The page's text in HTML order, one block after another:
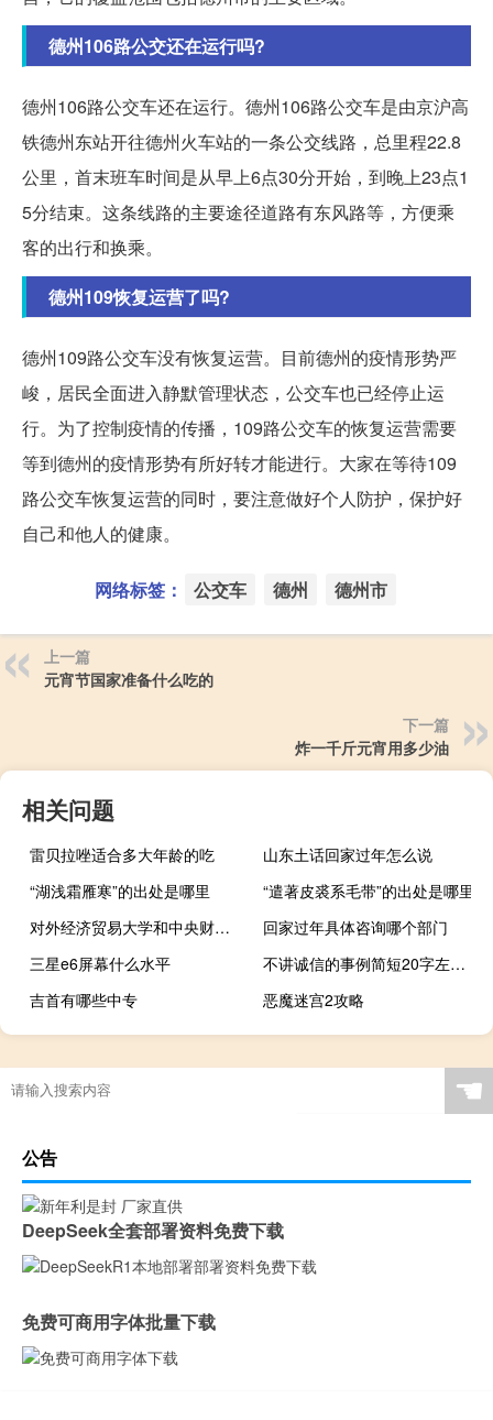
德州106路公交还在运行吗?
德州106路公交车还在运行。德州106路公交车是由京沪高
铁德州东站开往德州火车站的一条公交线路，总里程22.8
公里，首末班车时间是从早上6点30分开始，到晚上23点1
5分结束。这条线路的主要途径道路有东风路等，方便乘
客的出行和换乘。
德州109恢复运营了吗?
德州109路公交车没有恢复运营。目前德州的疫情形势严
峻，居民全面进入静默管理状态，公交车也已经停止运
行。为了控制疫情的传播，109路公交车的恢复运营需要
等到德州的疫情形势有所好转才能进行。大家在等待109
路公交车恢复运营的同时，要注意做好个人防护，保护好
自己和他人的健康。
网络标签： 公交车 德州 德州市
上一篇
元宵节国家准备什么吃的
下一篇
炸一千斤元宵用多少油
相关问题
雷贝拉唑适合多大年龄的吃
山东土话回家过年怎么说
“湖浅霜雁寒”的出处是哪里
“遣著皮裘系毛带”的出处是哪里
对外经济贸易大学和中央财经大学的专业对比
回家过年具体咨询哪个部门
三星e6屏幕什么水平
不讲诚信的事例简短20字左右（不讲诚信的事例）
吉首有哪些中专
恶魔迷宫2攻略
☚
公告
DeepSeek全套部署资料免费下载
免费可商用字体批量下载